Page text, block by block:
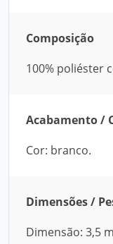
Composição
100% poliéster
Acabamento /
Cor: branco.
Dimensões /
Dimensão: 3,5